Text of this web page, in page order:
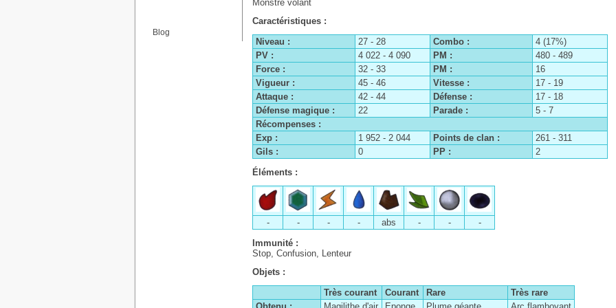
Monstre volant
Caractéristiques :
Niveau :
27 - 28 Combo :
4 (17%)
PV :
4 022 - 4 090 PM :
480 - 489
Force :
32 - 33 PM :
16
Vigueur :
45 - 46 Vitesse :
17 - 19
Attaque :
42 - 44 Défense :
17 - 18
Défense magique :
22 Parade :
5 - 7
Récompenses :
Exp :
1 952 - 2 044 Points de clan :
261 - 311
Gils :
0 PP :
2
Éléments :
- - - - abs - -
-
Immunité :
Stop, Confusion, Lenteur
Objets :
Très courant
Courant Rare
Très rare
Blog